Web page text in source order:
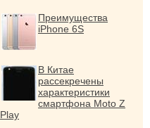
Преимущества
iPhone 6S
В Китае
рассекречены
характеристики
смартфона Moto Z
Play